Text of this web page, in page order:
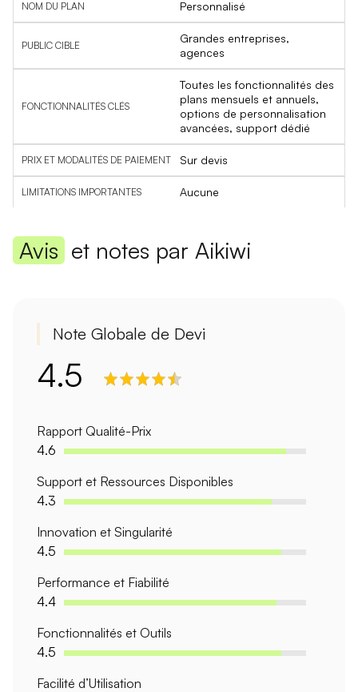
Personnalisé
Grandes entreprises,
agences
Toutes les fonctionnalités des
plans mensuels et annuels,
options de personnalisation
avancées, support dédié
Sur devis
Aucune
Avis et notes par Aikiwi
Note Globale de Devi
4.5
Rapport Qualité-Prix
4.6
Support et Ressources Disponibles
4.3
Innovation et Singularité
4.5
Performance et Fiabilité
4.4
Fonctionnalités et Outils
4.5
Facilité d’Utilisation